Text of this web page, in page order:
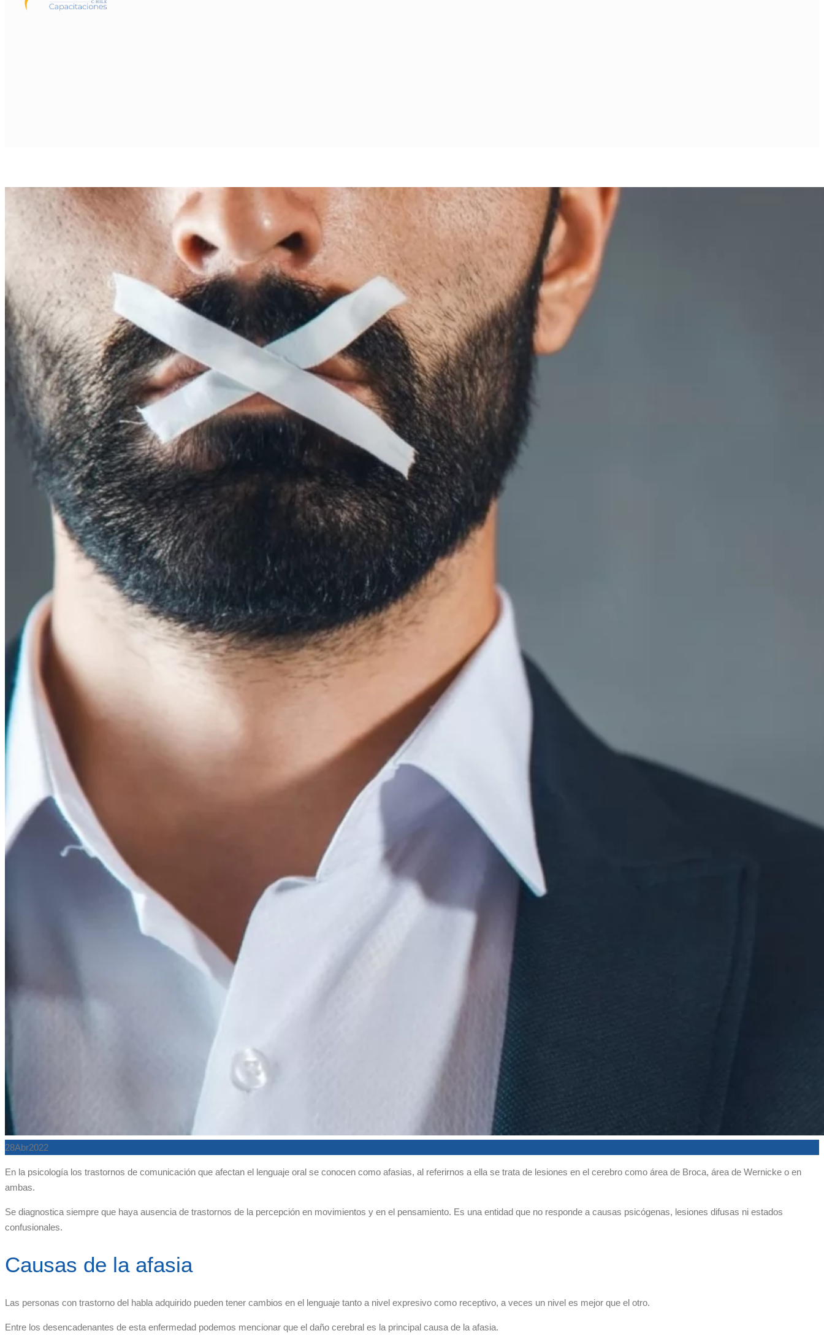
28Abr2022
En la psicología los trastornos de comunicación que afectan el lenguaje oral se conocen como afasias, al referirnos a ella se trata de lesiones en el cerebro como área de Broca, área de Wernicke o en
ambas.
Se diagnostica siempre que haya ausencia de trastornos de la percepción en movimientos y en el pensamiento. Es una entidad que no responde a causas psicógenas, lesiones difusas ni estados
confusionales.
Causas de la afasia
Las personas con trastorno del habla adquirido pueden tener cambios en el lenguaje tanto a nivel expresivo como receptivo, a veces un nivel es mejor que el otro.
Entre los desencadenantes de esta enfermedad podemos mencionar que el daño cerebral es la principal causa de la afasia.